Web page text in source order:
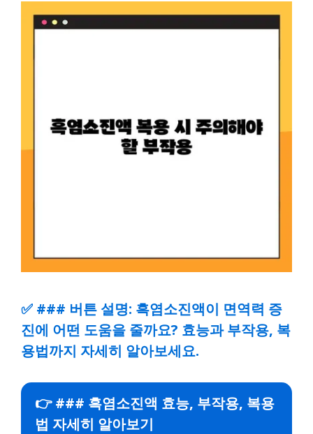
✅ ### 버튼 설명: 흑염소진액이 면역력 증
진에 어떤 도움을 줄까요? 효능과 부작용, 복
용법까지 자세히 알아보세요.
👉 ### 흑염소진액 효능, 부작용, 복용
법 자세히 알아보기